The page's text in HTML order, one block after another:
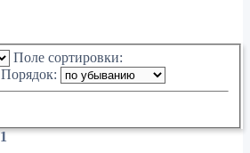
Поле сортировки:
Порядок:
1